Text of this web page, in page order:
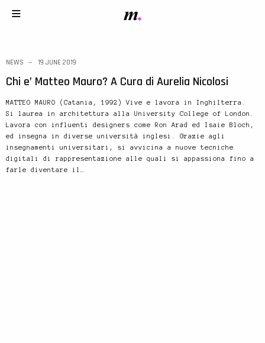
NEWS 19 JUNE 2019
Chi e’ Matteo Mauro? A Cura di Aurelia Nicolosi
MATTEO MAURO (Catania, 1992) Vive e lavora in Inghilterra.
Si laurea in architettura alla University College of London.
Lavora con influenti designers come Ron Arad ed Isaie Bloch,
ed insegna in diverse università inglesi. Grazie agli
insegnamenti universitari, si avvicina a nuove tecniche
digitali di rappresentazione alle quali si appassiona fino a
farle diventare il…